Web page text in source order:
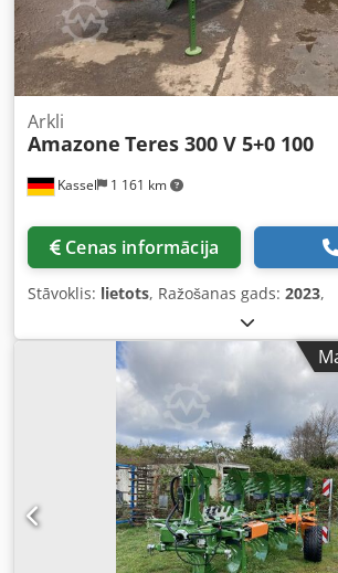
Kassel 1 161 km
Arkli
Amazone Teres 300 V 5+0 100
Cenas informācija
Stāvoklis: lietots, Ražošanas gads: 2023,